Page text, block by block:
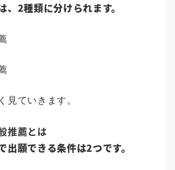
、2種類に分けられます。
見ていきます。
推薦とは
出願できる条件は2つです。